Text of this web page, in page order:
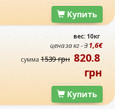
Купить
вес: 10кг
цена за кг -31,6€
сумма1539 грн 820.8
грн
Купить